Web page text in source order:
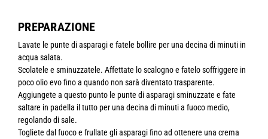
PREPARAZIONE
Lavate le punte di asparagi e fatele bollire per una decina di minuti in
acqua salata.
Scolatele e sminuzzatele. Affettate lo scalogno e fatelo soffriggere in
poco olio evo fino a quando non sarà diventato trasparente.
Aggiungete a questo punto le punte di asparagi sminuzzate e fate
saltare in padella il tutto per una decina di minuti a fuoco medio,
regolando di sale.
Togliete dal fuoco e frullate gli asparagi fino ad ottenere una crema